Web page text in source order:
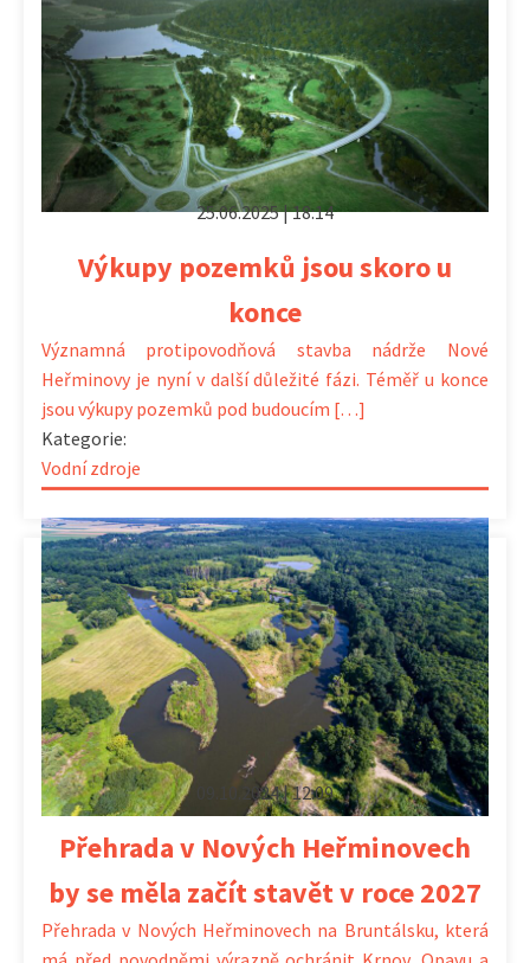
25.06.2025 | 18:14
Výkupy pozemků jsou skoro u
konce
Významná protipovodňová stavba nádrže Nové
Heřminovy je nyní v další důležité fázi. Téměř u konce
jsou výkupy pozemků pod budoucím […]
Kategorie:
Vodní zdroje
09.10.2024 | 12:09
Přehrada v Nových Heřminovech
by se měla začít stavět v roce 2027
Přehrada v Nových Heřminovech na Bruntálsku, která